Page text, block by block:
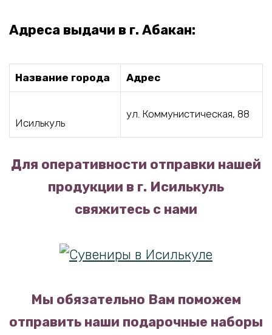
Адреса выдачи в г. Абакан:
Название города Адрес
Исилькуль
ул. Коммунистическая, 88
Для оперативности отправки нашей
продукции в г. Исилькуль
свяжитесь с нами
Мы обязательно Вам поможем
отправить наши подарочные наборы